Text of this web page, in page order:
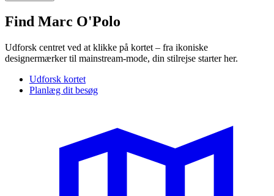
Find Marc O'Polo
Udforsk centret ved at klikke på kortet – fra ikoniske
designermærker til mainstream-mode, din stilrejse starter her.
Udforsk kortet
Planlæg dit besøg